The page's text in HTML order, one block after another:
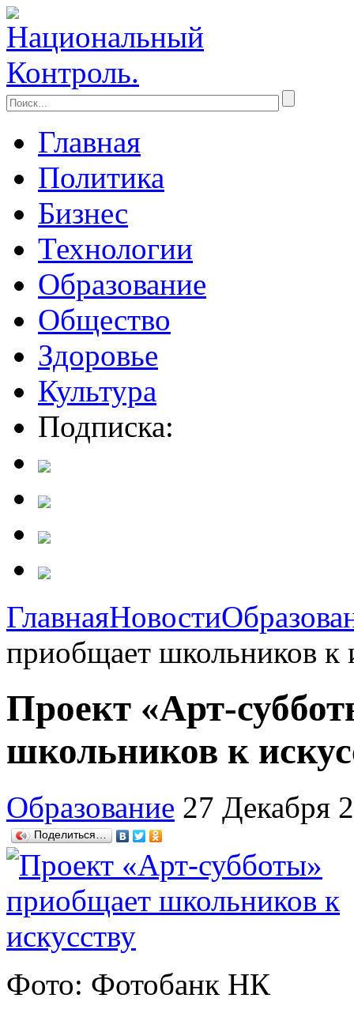
Главная
Политика
Бизнес
Технологии
Образование
Общество
Здоровье
Культура
Подписка:
ГлавнаяНовости
приобщает школьников к
Проект «Арт-
школьников к
Образование 27 Декабря
Поделиться…
Фото: Фотобанк НК